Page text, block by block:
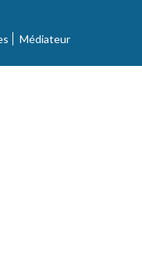
Médiateur